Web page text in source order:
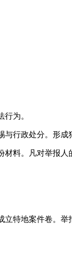
为。
行政处分。形成
料。凡对举报人
特地案件卷。举